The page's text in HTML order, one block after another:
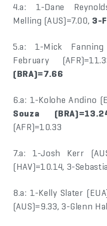
4.a: 1-Dane
Melling (AUS)=7.00, 3-
5.a: 1-Mick Fanning
February
(BRA)=7.66
6.a: 1-Kolohe Andino
Souza
(AFR)=10.33
7.a: 1-Josh Kerr
(HAV)=10.14, 3-
8.a: 1-Kelly Slater
(AUS)=9.33, 3-Glenn